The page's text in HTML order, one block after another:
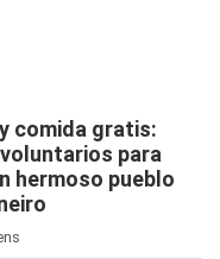
comida gratis:
para
hermoso pueblo